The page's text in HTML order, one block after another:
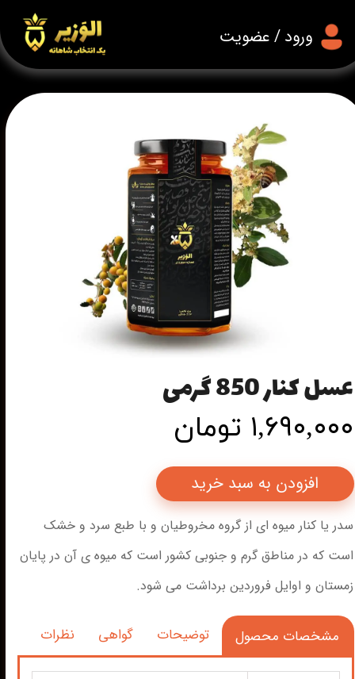
ورود/ عضویتحساب کاربری من
تغییر گذر واژه
سفارشات
خروج از حساب کاربری
عسل کنار 850 گرمی
۱,۶۹۰,۰۰۰ تومان
سدر یا کنار میوه ای از گروه مخروطیان و با طبع سرد و خشک
است که در مناطق گرم و جنوبی کشور است که میوه ی آن در پایان
زمستان و اوایل فروردین برداشت می شود.
افزودن به سبد خرید
مشخصات محصول توضیحات گواهی نظرات